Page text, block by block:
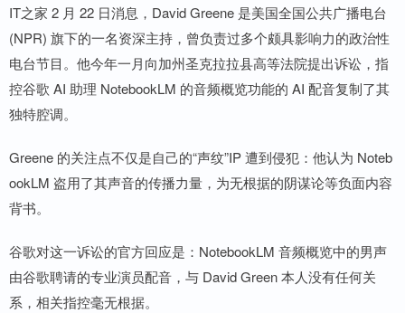
IT之家 2 月 22 日消息，David Greene 是美国全国公共广播电台
(NPR) 旗下的一名资深主持，曾负责过多个颇具影响力的政治性
电台节目。他今年一月向加州圣克拉拉县高等法院提出诉讼，指
控谷歌 AI 助理 NotebookLM 的音频概览功能的 AI 配音复制了其
独特腔调。
Greene 的关注点不仅是自己的“声纹”IP 遭到侵犯：他认为 Noteb
ookLM 盗用了其声音的传播力量，为无根据的阴谋论等负面内容
背书。
谷歌对这一诉讼的官方回应是：NotebookLM 音频概览中的男声
由谷歌聘请的专业演员配音，与 David Green 本人没有任何关
系，相关指控毫无根据。